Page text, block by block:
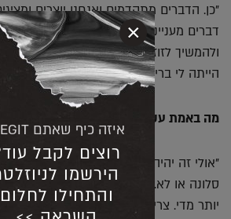
"כן. הדברים מתקדמים ואנחנו יוצרים
דברים מעניינים. הרגשתי הרבה רצון
ולהמשיך לזוז. התשוקה שלי, זה ליצור
הייתה לי ברירה אלא להמשיך".
מה באמת עשה לך ביטול הסלונה?
"אולי זה יהיה רעיון טוב לחשוב מחדש
סלונה או לא. עם זה, שלוש שנים בין
יותר מדי. צריך את הקשר עם הקהל וצריך
איזה כיף שאתם LEGIT!
רוצים לקבל
הירשמו
והתחילו לחלום
×